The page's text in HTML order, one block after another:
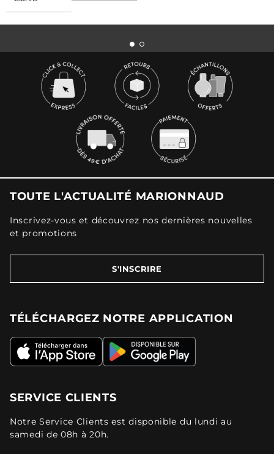
TOUTE L'ACTUALITÉ MARIONNAUD
Inscrivez-vous et découvrez nos dernières nouvelles
et promotions
S'INSCRIRE
TÉLÉCHARGEZ NOTRE APPLICATION
SERVICE CLIENTS
Notre Service Clients est disponible du lundi au
samedi de 08h à 20h.